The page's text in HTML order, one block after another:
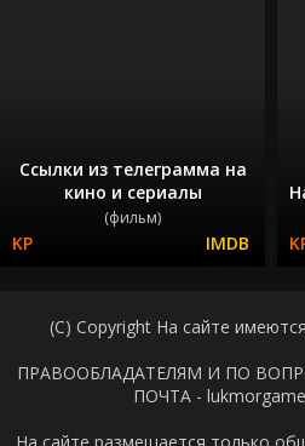
Ссылки из телеграмма на
кино и сериалы
(фильм)
(C) Copyright На сайте
ПРАВООБЛАДАТЕЛЯМ И ПО
ПОЧТА -